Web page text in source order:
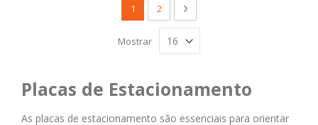
Você esta lendo a pagina
1 Página
2 Página
Próximo
Mostrar
Placas de Estacionamento
As placas de estacionamento são essenciais para orientar